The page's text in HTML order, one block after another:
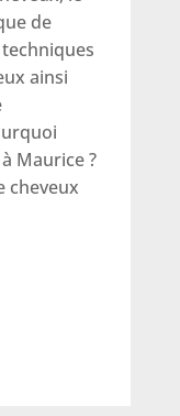
de
ainsi
Maurice ?
cheveux